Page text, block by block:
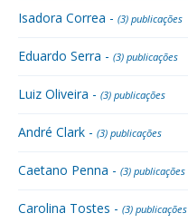
Isadora Correa - (3) publicações
Eduardo Serra - (3) publicações
Luiz Oliveira - (3) publicações
André Clark - (3) publicações
Caetano Penna - (3) publicações
Carolina Tostes - (3) publicações